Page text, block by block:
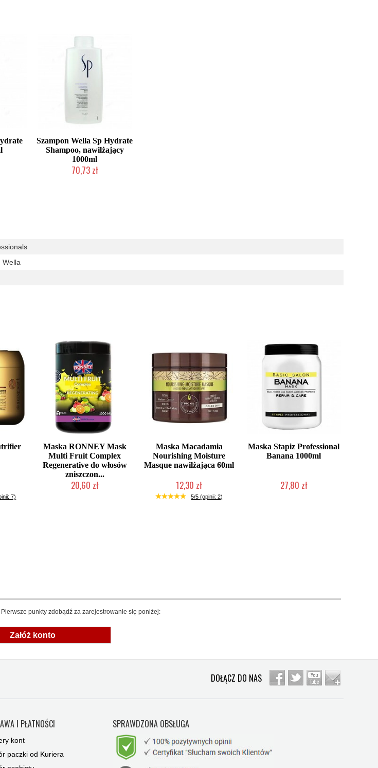
Szampon Wella Sp Hydrate
Shampoo, nawilżający
1000ml
70,73 zł
Wella
7)
Maska RONNEY Mask
Multi Fruit Complex
Regenerative do włosów
zniszczon...
20,60 zł
Maska Macadamia
Nourishing Moisture
Masque nawilżająca 60ml
12,30 zł
Produkt wycofany
5/5 (opinii: 2)
Maska Stapiz Professional
Banana 1000ml
27,80 zł
punkty zdobądź za zarejestrowanie się poniżej:
Załóż konto
DOŁĄCZ DO NAS
I PŁATNOŚCI
kont
paczki od Kuriera
SPRAWDZONA OBSŁUGA